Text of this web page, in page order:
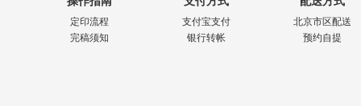
定印流程
完稿须知
支付宝支付
银行转帐
北京市区配送
预约自提